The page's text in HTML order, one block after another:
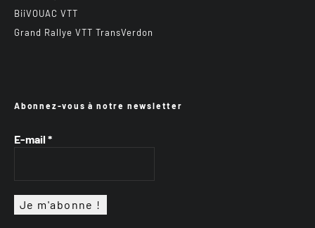
BiiVOUAC VTT
Grand Rallye VTT TransVerdon
Abonnez-vous à notre newsletter
E-mail *